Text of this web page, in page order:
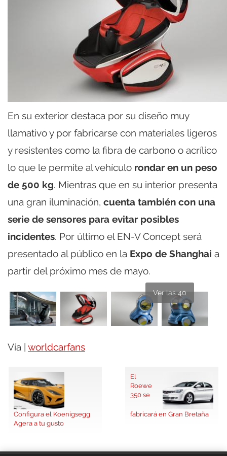
En su exterior destaca por su diseño muy
llamativo y por fabricarse con materiales ligeros
y resistentes como la fibra de carbono o acrílico
lo que le permite al vehículo rondar en un peso
de 500 kg. Mientras que en su interior presenta
una gran iluminación, cuenta también con una
serie de sensores para evitar posibles
incidentes. Por último el EN-V Concept será
presentado al público en la Expo de Shanghai a
partir del próximo mes de mayo.
Ver las 40
Vía | worldcarfans
Configura el Koenigsegg
Agera a tu gusto
El
Roewe
350 se
fabricará en Gran Bretaña